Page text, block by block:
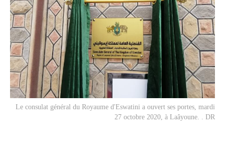
Le consulat général du Royaume d'Eswatini a ouvert ses portes, mardi
27 octobre 2020, à Laâyoune. . DR